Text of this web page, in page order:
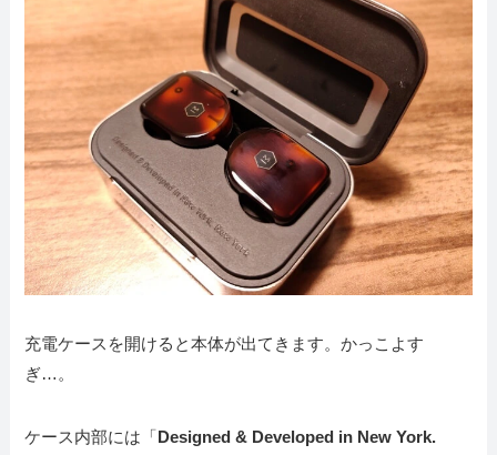
充電ケースを開けると本体が出てきます。かっこよす
ぎ…。
ケース内部には「Designed & Developed in New York.